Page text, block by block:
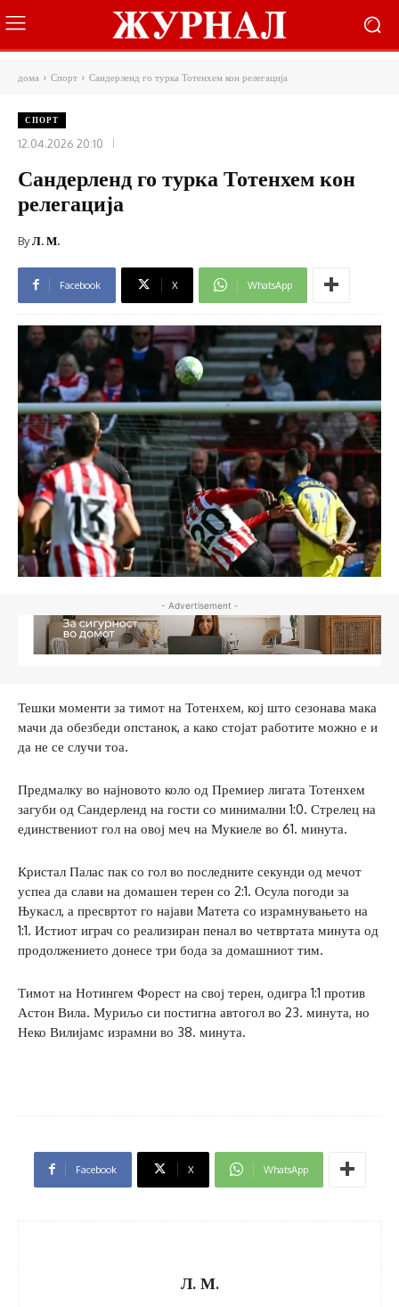
дома Спорт Сандерленд го турка Тотенхем кон релегација
СПОРТ
12.04.2026 20:10
Сандерленд го турка Тотенхем кон
релегација
ByЛ. М.
Facebook X WhatsApp
- Advertisement -
Тешки моменти за тимот на Тотенхем, кој што сезонава мака
мачи да обезбеди опстанок, а како стојат работите можно е и
да не се случи тоа.
Предмалку во најновото коло од Премиер лигата Тотенхем
загуби од Сандерленд на гости со минимални 1:0. Стрелец на
единствениот гол на овој меч на Мукиеле во 61. минута.
Кристал Палас пак со гол во последните секунди од мечот
успеа да слави на домашен терен со 2:1. Осула погоди за
Њукасл, а пресвртот го најави Матета со израмнувањето на
1:1. Истиот играч со реализиран пенал во четвртата минута од
продолжението донесе три бода за домашниот тим.
Тимот на Нотингем Форест на свој терен, одигра 1:1 против
Астон Вила. Муриљо си постигна автогол во 23. минута, но
Неко Вилијамс израмни во 38. минута.
Facebook X WhatsApp
Л. М.